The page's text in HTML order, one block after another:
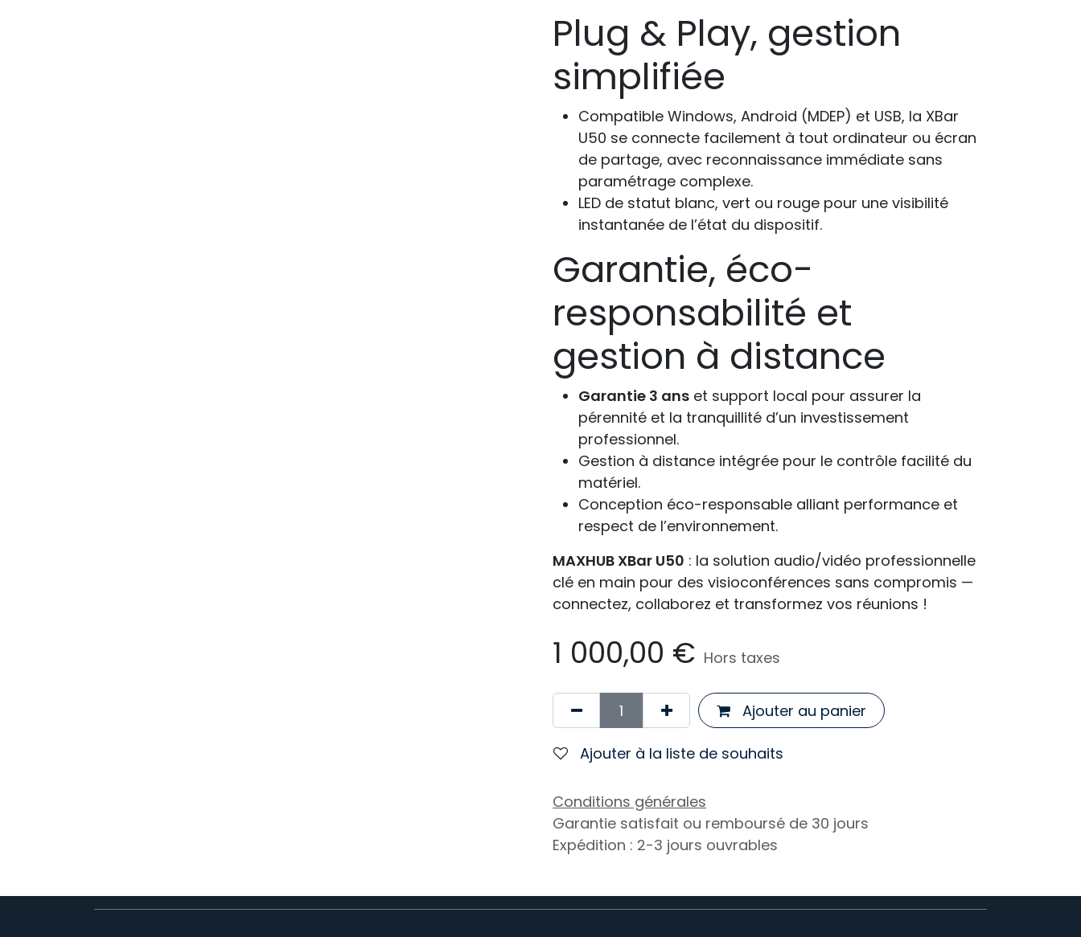
Plug & Play, gestion
simplifiée
Compatible Windows, Android (MDEP) et USB, la XBar
U50 se connecte facilement à tout ordinateur ou écran
de partage, avec reconnaissance immédiate sans
paramétrage complexe.
LED de statut blanc, vert ou rouge pour une visibilité
instantanée de l’état du dispositif.
Garantie, éco-
responsabilité et
gestion à distance
Garantie 3 ans et support local pour assurer la
pérennité et la tranquillité d’un investissement
professionnel.
Gestion à distance intégrée pour le contrôle facilité du
matériel.
Conception éco-responsable alliant performance et
respect de l’environnement.
MAXHUB XBar U50 : la solution audio/vidéo professionnelle
clé en main pour des visioconférences sans compromis —
connectez, collaborez et transformez vos réunions !
1 000,00 € Hors taxes
Ajouter au panier
Ajouter à la liste de souhaits
Conditions générales
Garantie satisfait ou remboursé de 30 jours
Expédition : 2-3 jours ouvrables